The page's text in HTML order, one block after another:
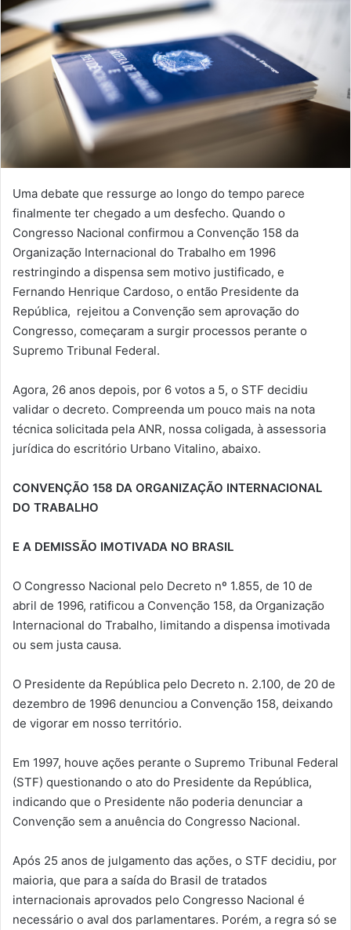
Uma debate que ressurge ao longo do tempo parece
finalmente ter chegado a um desfecho. Quando o
Congresso Nacional confirmou a Convenção 158 da
Organização Internacional do Trabalho em 1996
restringindo a dispensa sem motivo justificado, e
Fernando Henrique Cardoso, o então Presidente da
República, rejeitou a Convenção sem aprovação do
Congresso, começaram a surgir processos perante o
Supremo Tribunal Federal.
Agora, 26 anos depois, por 6 votos a 5, o STF decidiu
validar o decreto. Compreenda um pouco mais na nota
técnica solicitada pela ANR, nossa coligada, à assessoria
jurídica do escritório Urbano Vitalino, abaixo.
CONVENÇÃO 158 DA ORGANIZAÇÃO INTERNACIONAL
DO TRABALHO
E A DEMISSÃO IMOTIVADA NO BRASIL
O Congresso Nacional pelo Decreto nº 1.855, de 10 de
abril de 1996, ratificou a Convenção 158, da Organização
Internacional do Trabalho, limitando a dispensa imotivada
ou sem justa causa.
O Presidente da República pelo Decreto n. 2.100, de 20 de
dezembro de 1996 denunciou a Convenção 158, deixando
de vigorar em nosso território.
Em 1997, houve ações perante o Supremo Tribunal Federal
(STF) questionando o ato do Presidente da República,
indicando que o Presidente não poderia denunciar a
Convenção sem a anuência do Congresso Nacional.
Após 25 anos de julgamento das ações, o STF decidiu, por
maioria, que para a saída do Brasil de tratados
internacionais aprovados pelo Congresso Nacional é
necessário o aval dos parlamentares. Porém, a regra só se